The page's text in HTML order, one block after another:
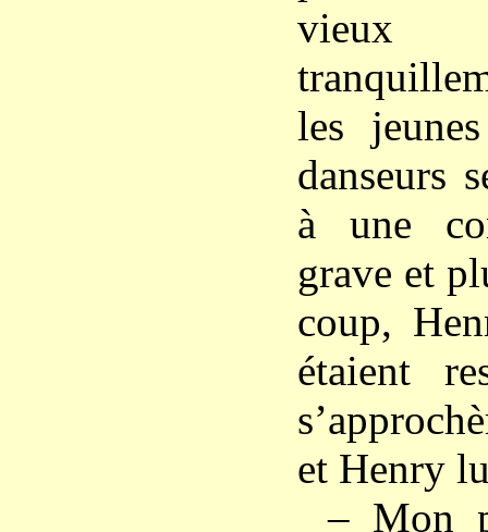
vieux
les
danseurs
à une
grave et
coup,
étaient
et Henry
– Mon